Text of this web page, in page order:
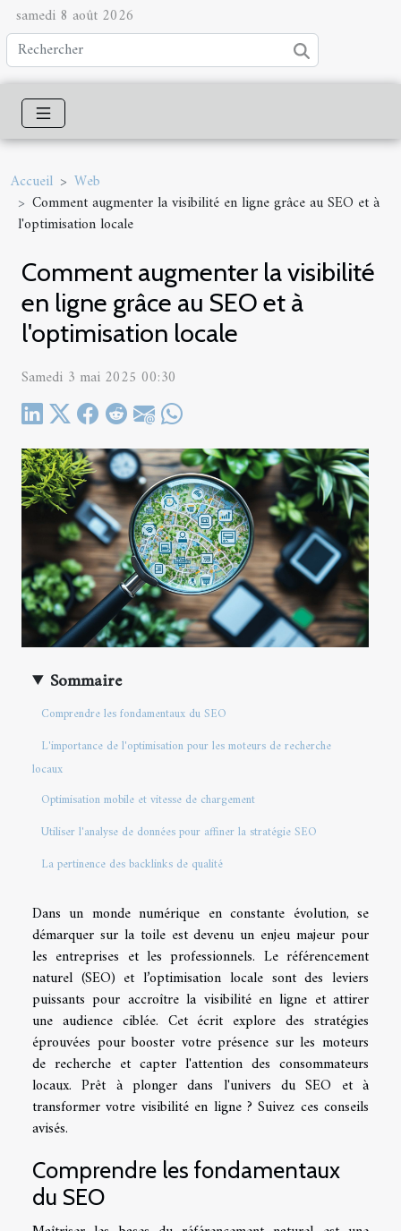
samedi 8 août 2026
Accueil
Web
Comment augmenter la visibilité en ligne grâce au SEO et à
l'optimisation locale
Comment augmenter la visibilité
en ligne grâce au SEO et à
l'optimisation locale
Samedi 3 mai 2025 00:30
Sommaire
Comprendre les fondamentaux du SEO
L'importance de l'optimisation pour les moteurs de recherche
locaux
Optimisation mobile et vitesse de chargement
Utiliser l'analyse de données pour affiner la stratégie SEO
La pertinence des backlinks de qualité
Dans un monde numérique en constante évolution, se
démarquer sur la toile est devenu un enjeu majeur pour
les entreprises et les professionnels. Le référencement
naturel (SEO) et l’optimisation locale sont des leviers
puissants pour accroître la visibilité en ligne et attirer
une audience ciblée. Cet écrit explore des stratégies
éprouvées pour booster votre présence sur les moteurs
de recherche et capter l'attention des consommateurs
locaux. Prêt à plonger dans l'univers du SEO et à
transformer votre visibilité en ligne ? Suivez ces conseils
avisés.
Comprendre les fondamentaux
du SEO